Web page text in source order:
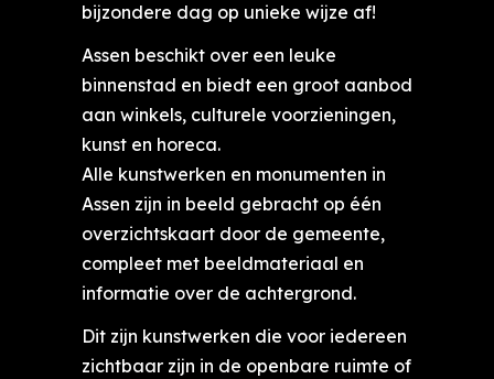
bijzondere dag op unieke wijze af!
Assen beschikt over een leuke
binnenstad en biedt een groot aanbod
aan winkels, culturele voorzieningen,
kunst en horeca.
Alle kunstwerken en monumenten in
Assen zijn in beeld gebracht op één
overzichtskaart door de gemeente,
compleet met beeldmateriaal en
informatie over de achtergrond.
Dit zijn kunstwerken die voor iedereen
zichtbaar zijn in de openbare ruimte of